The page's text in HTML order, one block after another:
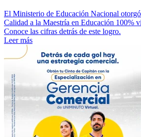
El Ministerio de Educación Nacional
Calidad a la Maestría en Educación
Conoce las cifras detrás de este logro.
Leer más